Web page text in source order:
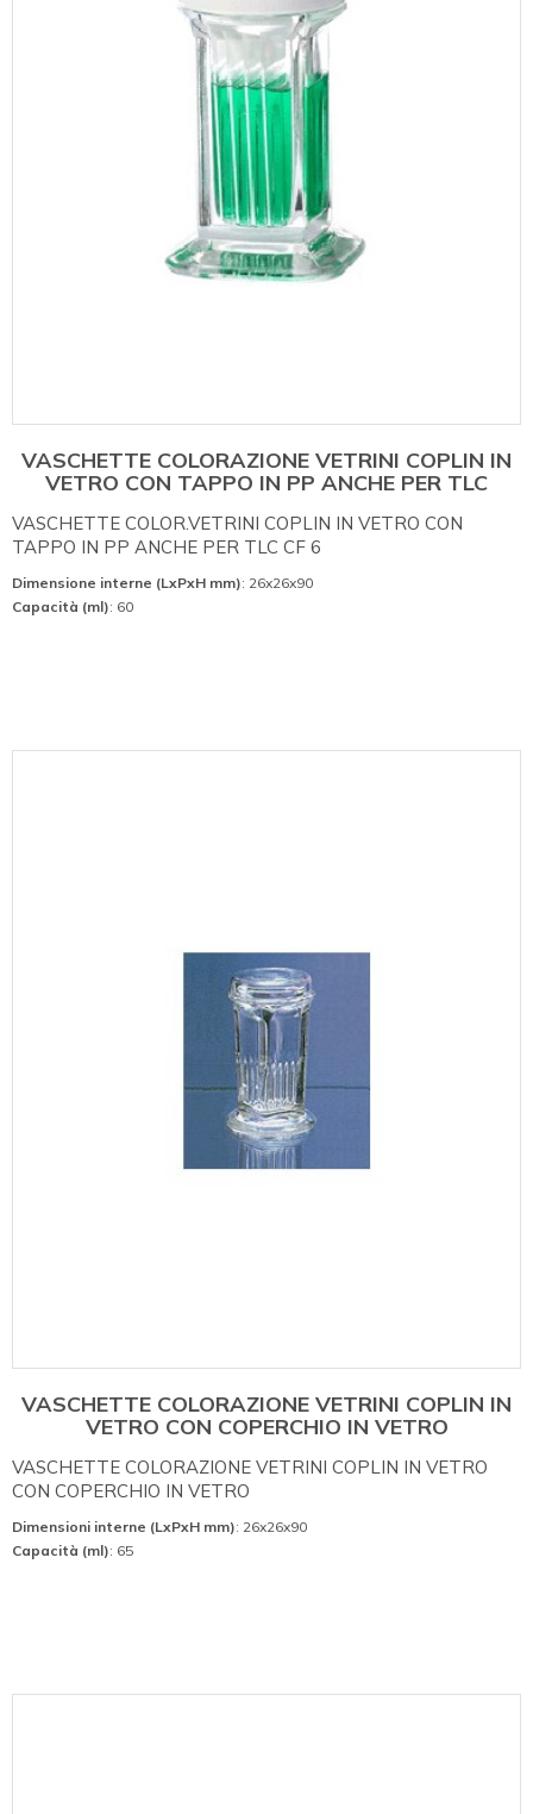
VASCHETTE COLORAZIONE VETRINI COPLIN IN
VETRO CON TAPPO IN PP ANCHE PER TLC
VASCHETTE COLOR.VETRINI COPLIN IN VETRO CON
TAPPO IN PP ANCHE PER TLC CF 6
Dimensione interne (LxPxH mm): 26x26x90
Capacità (ml): 60
VASCHETTE COLORAZIONE VETRINI COPLIN IN
VETRO CON COPERCHIO IN VETRO
VASCHETTE COLORAZIONE VETRINI COPLIN IN VETRO
CON COPERCHIO IN VETRO
Dimensioni interne (LxPxH mm): 26x26x90
Capacità (ml): 65